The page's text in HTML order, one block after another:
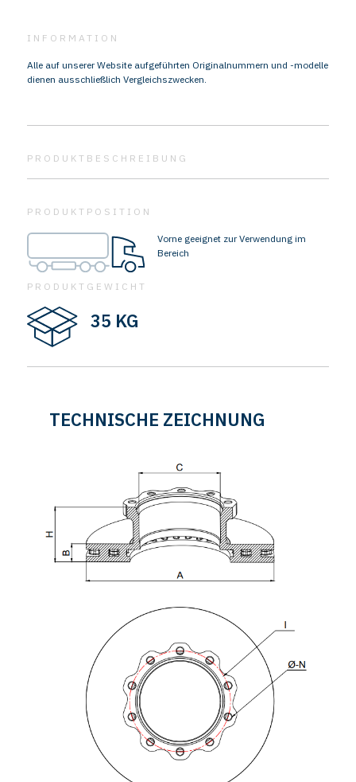
INFORMATION
Alle auf unserer Website aufgeführten Originalnummern und -modelle
dienen ausschließlich Vergleichszwecken.
PRODUKTBESCHREIBUNG
PRODUKTPOSITION
Vorne geeignet zur Verwendung im
Bereich
PRODUKTGEWICHT
35 KG
TECHNISCHE ZEICHNUNG